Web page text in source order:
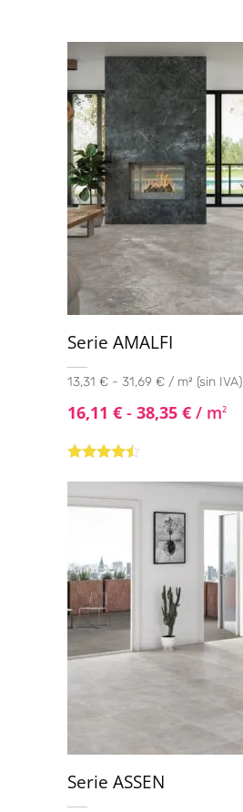
Serie AMALFI
13,31 € - 31,69 € / m² (sin IVA)
16,11 € - 38,35 € / m2
con4.33
de 5
Serie ASSEN